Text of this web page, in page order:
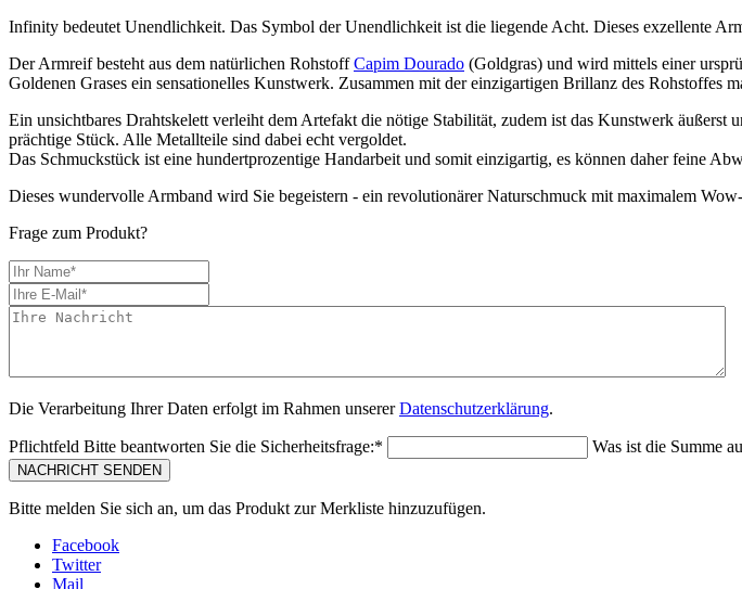
Infinity bedeutet Unendlichkeit. Das Symbol der Unendlichkeit ist die liegende Acht. Dieses exzellente
Der Armreif besteht aus dem natürlichen RohstoffCapim Dourado (Goldgras) und wird mittels einer
Goldenen Grases ein sensationelles Kunstwerk. Zusammen mit der einzigartigen Brillanz des Rohstoffes
Ein unsichtbares Drahtskelett verleiht dem Artefakt die nötige Stabilität, zudem ist das Kunstwerk
prächtige Stück. Alle Metallteile sind dabei echt vergoldet.
Das Schmuckstück ist eine hundertprozentige Handarbeit und somit einzigartig, es können daher feine
Dieses wundervolle Armband wird Sie begeistern - ein revolutionärer Naturschmuck mit maximalem
Frage zum Produkt?
Die Verarbeitung Ihrer Daten erfolgt im Rahmen unsererDatenschutzerklärung.
Pflichtfeld Bitte beantworten Sie die Sicherheitsfrage:* Was ist die Summe
NACHRICHT SENDEN
Bitte melden Sie sich an, um das Produkt zur Merkliste hinzuzufügen.
Facebook
Twitter
Mail